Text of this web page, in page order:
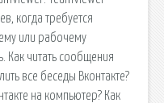
когда требуется
или рабочему
Как читать сообщения
все беседы Вконтакте?
на компьютер? Как